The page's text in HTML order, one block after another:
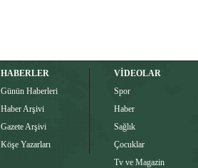
HABERLER
Günün Haberleri
Haber Arşivi
Gazete Arşivi
Köşe Yazarları
VİDEOLAR
Spor
Haber
Sağlık
Çocuklar
Tv ve Magazin